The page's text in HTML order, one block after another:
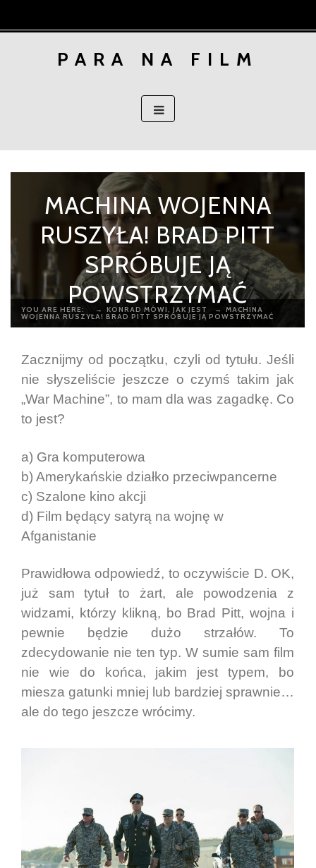
to
PARA NA FILM
YOU ARE HERE: → KONRAD MÓWI, JAK JEST → MACHINA
WOJENNA RUSZYŁA! BRAD PITT SPRÓBUJE JĄ POWSTRZYMAĆ
MACHINA WOJENNA
RUSZYŁA! BRAD PITT
SPRÓBUJE JĄ
POWSTRZYMAĆ
Zacznijmy od początku, czyli od tytułu. Jeśli
nie słyszeliście jeszcze o czymś takim jak
„War Machine”, to mam dla was zagadkę. Co
to jest?
a) Gra komputerowa
b) Amerykańskie działko przeciwpancerne
c) Szalone kino akcji
d) Film będący satyrą na wojnę w
Afganistanie
Prawidłowa odpowiedź, to oczywiście D. OK,
już sam tytuł to żart, ale powodzenia z
widzami, którzy klikną, bo Brad Pitt, wojna i
pewnie będzie dużo strzałów. To
zdecydowanie nie ten typ. W sumie sam film
nie wie do końca, jakim jest typem, bo
miesza gatunki mniej lub bardziej sprawnie…
ale do tego jeszcze wrócimy.